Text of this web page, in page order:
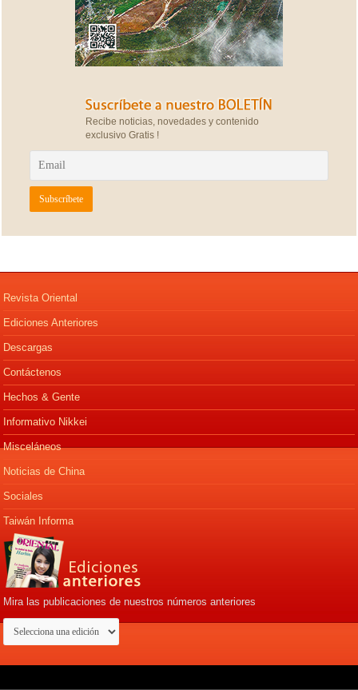
Recibe noticias, novedades y contenido
exclusivo Gratis !
Revista Oriental
Ediciones Anteriores
Descargas
Contáctenos
Hechos & Gente
Informativo Nikkei
Misceláneos
Noticias de China
Sociales
Taiwán Informa
Mira las publicaciones de nuestros números anteriores